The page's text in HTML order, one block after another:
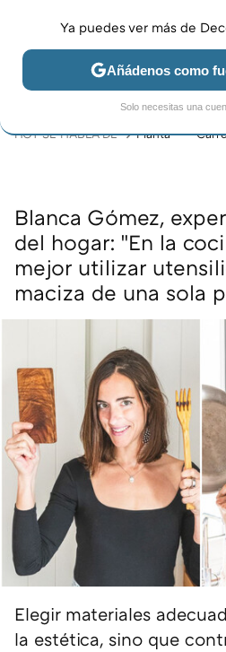
JARDÍN Y TERRAZA SALÓN
HOY SE HABLA DE Planta
Blanca Gómez,
del hogar: "En la
mejor utilizar
maciza de una sola
Elegir materiales
la estética, sino que
Ya puedes ver más de
Añádenos como
Solo necesitas una